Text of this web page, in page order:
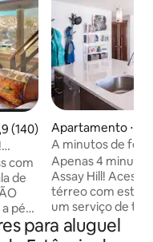
uma avaliação média de
(140)
com
de
pé
Apartamento ⋅
illage
A minutos de
Sala de ginástica
Apenas 4
Assay Hill! Acesso conveniente no piso
térreo com
um serviço de
15 minutos para
Base Village e Aspen. Desfrute
para aluguel